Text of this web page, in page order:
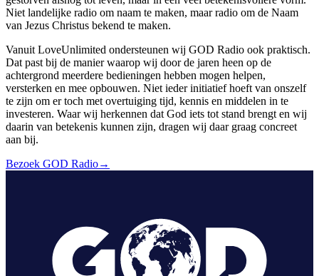
Niet landelijke radio om naam te maken, maar radio om de Naam
van Jezus Christus bekend te maken.
Vanuit LoveUnlimited ondersteunen wij GOD Radio ook praktisch.
Dat past bij de manier waarop wij door de jaren heen op de
achtergrond meerdere bedieningen hebben mogen helpen,
versterken en mee opbouwen. Niet ieder initiatief hoeft van onszelf
te zijn om er toch met overtuiging tijd, kennis en middelen in te
investeren. Waar wij herkennen dat God iets tot stand brengt en wij
daarin van betekenis kunnen zijn, dragen wij daar graag concreet
aan bij.
Bezoek GOD Radio→